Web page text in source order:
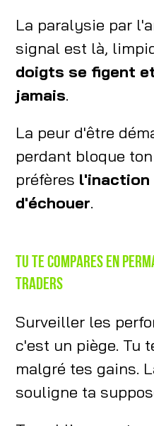
La paralysie par
signal est là,
doigts se figent
jamais.
La peur d'être
perdant bloque
préfères l'inaction
d'échouer.
Tu te compares en
traders
Surveiller les
c'est un piège. Tu
malgré tes gains.
souligne ta